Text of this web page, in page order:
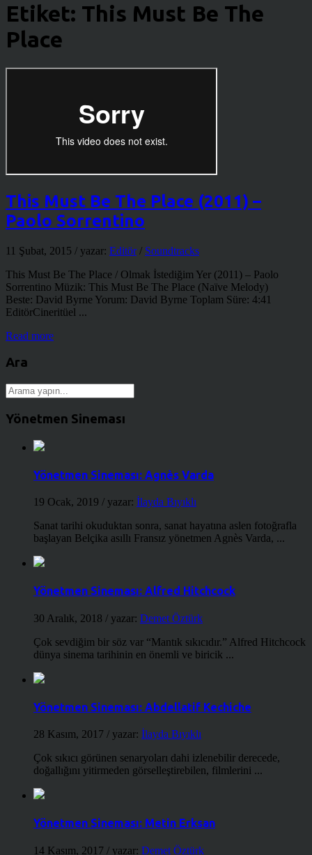
Etiket: This Must Be The
Place
This Must Be The Place (2011) –
Paolo Sorrentino
11 Şubat, 2015 / yazar: Editör/ Soundtracks
This Must Be The Place / Olmak İstediğim Yer (2011) – Paolo
Sorrentino Müzik: This Must Be The Place (Naïve Melody)
Beste: David Byrne Yorum: David Byrne Toplam Süre: 4:41
EditörCineritüel ...
Read more
Ara
Yönetmen Sineması
Yönetmen Sineması: Agnès Varda
19 Ocak, 2019 / yazar: İlayda Bıyıklı
Sanat tarihi okuduktan sonra, sanat hayatına aslen fotoğrafla
başlayan Belçika asıllı Fransız yönetmen Agnès Varda, ...
Yönetmen Sineması: Alfred Hitchcock
30 Aralık, 2018 / yazar: Demet Öztürk
Çok sevdiğim bir söz var “Mantık sıkıcıdır.” Alfred Hitchcock
dünya sinema tarihinin en önemli ve biricik ...
Yönetmen Sineması: Abdellatif Kechiche
28 Kasım, 2017 / yazar: İlayda Bıyıklı
Çok sıkıcı görünen senaryoları dahi izlenebilir derecede,
doğallığını yitirmeden görselleştirebilen, filmlerini ...
Yönetmen Sineması: Metin Erksan
14 Kasım, 2017 / yazar: Demet Öztürk